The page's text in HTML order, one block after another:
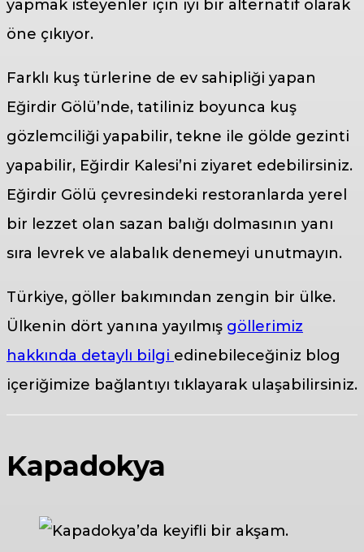
yapmak isteyenler için iyi bir alternatif olarak
öne çıkıyor.
Farklı kuş türlerine de ev sahipliği yapan
Eğirdir Gölü’nde, tatiliniz boyunca kuş
gözlemciliği yapabilir, tekne ile gölde gezinti
yapabilir, Eğirdir Kalesi’ni ziyaret edebilirsiniz.
Eğirdir Gölü çevresindeki restoranlarda yerel
bir lezzet olan sazan balığı dolmasının yanı
sıra levrek ve alabalık denemeyi unutmayın.
Türkiye, göller bakımından zengin bir ülke.
Ülkenin dört yanına yayılmış göllerimiz
hakkında detaylı bilgi edinebileceğiniz blog
içeriğimize bağlantıyı tıklayarak ulaşabilirsiniz.
Kapadokya